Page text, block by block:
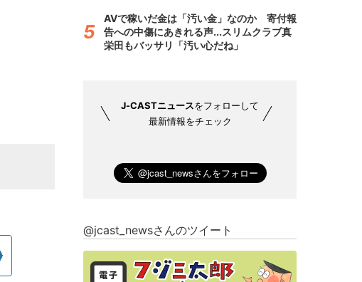
AVで稼いだ金は「汚い金」なのか 寄付報
告への中傷にあきれる声...スリムクラブ真
栄田もバッサリ「汚い心だね」
J-CASTニュースをフォローして
最新情報をチェック
@jcast_newsさんのツイート